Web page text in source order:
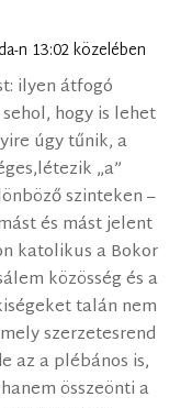
n 13:02 közelében
ilyen átfogó
hogy is lehet
úgy tűnik, a
„a”
szinteken –
és mást jelent
katolikus a Bokor
közösség és a
talán nem
szerzetesrend
az a plébános is,
összeönti a